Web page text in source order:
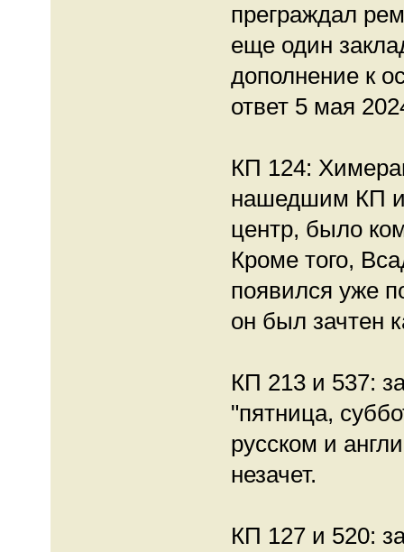
преграждал
еще один
дополнение к
ответ 5 мая
КП 124:
нашедшим КП
центр, было
Кроме того,
появился уже
он был зачтен
КП 213 и 537:
"пятница,
русском и
незачет.
КП 127 и 520: